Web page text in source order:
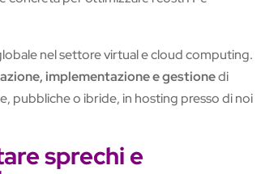
nel settore virtual e cloud computing.
implementazione e gestionedi
pubbliche o ibride, in hosting presso di noi
sprechi e